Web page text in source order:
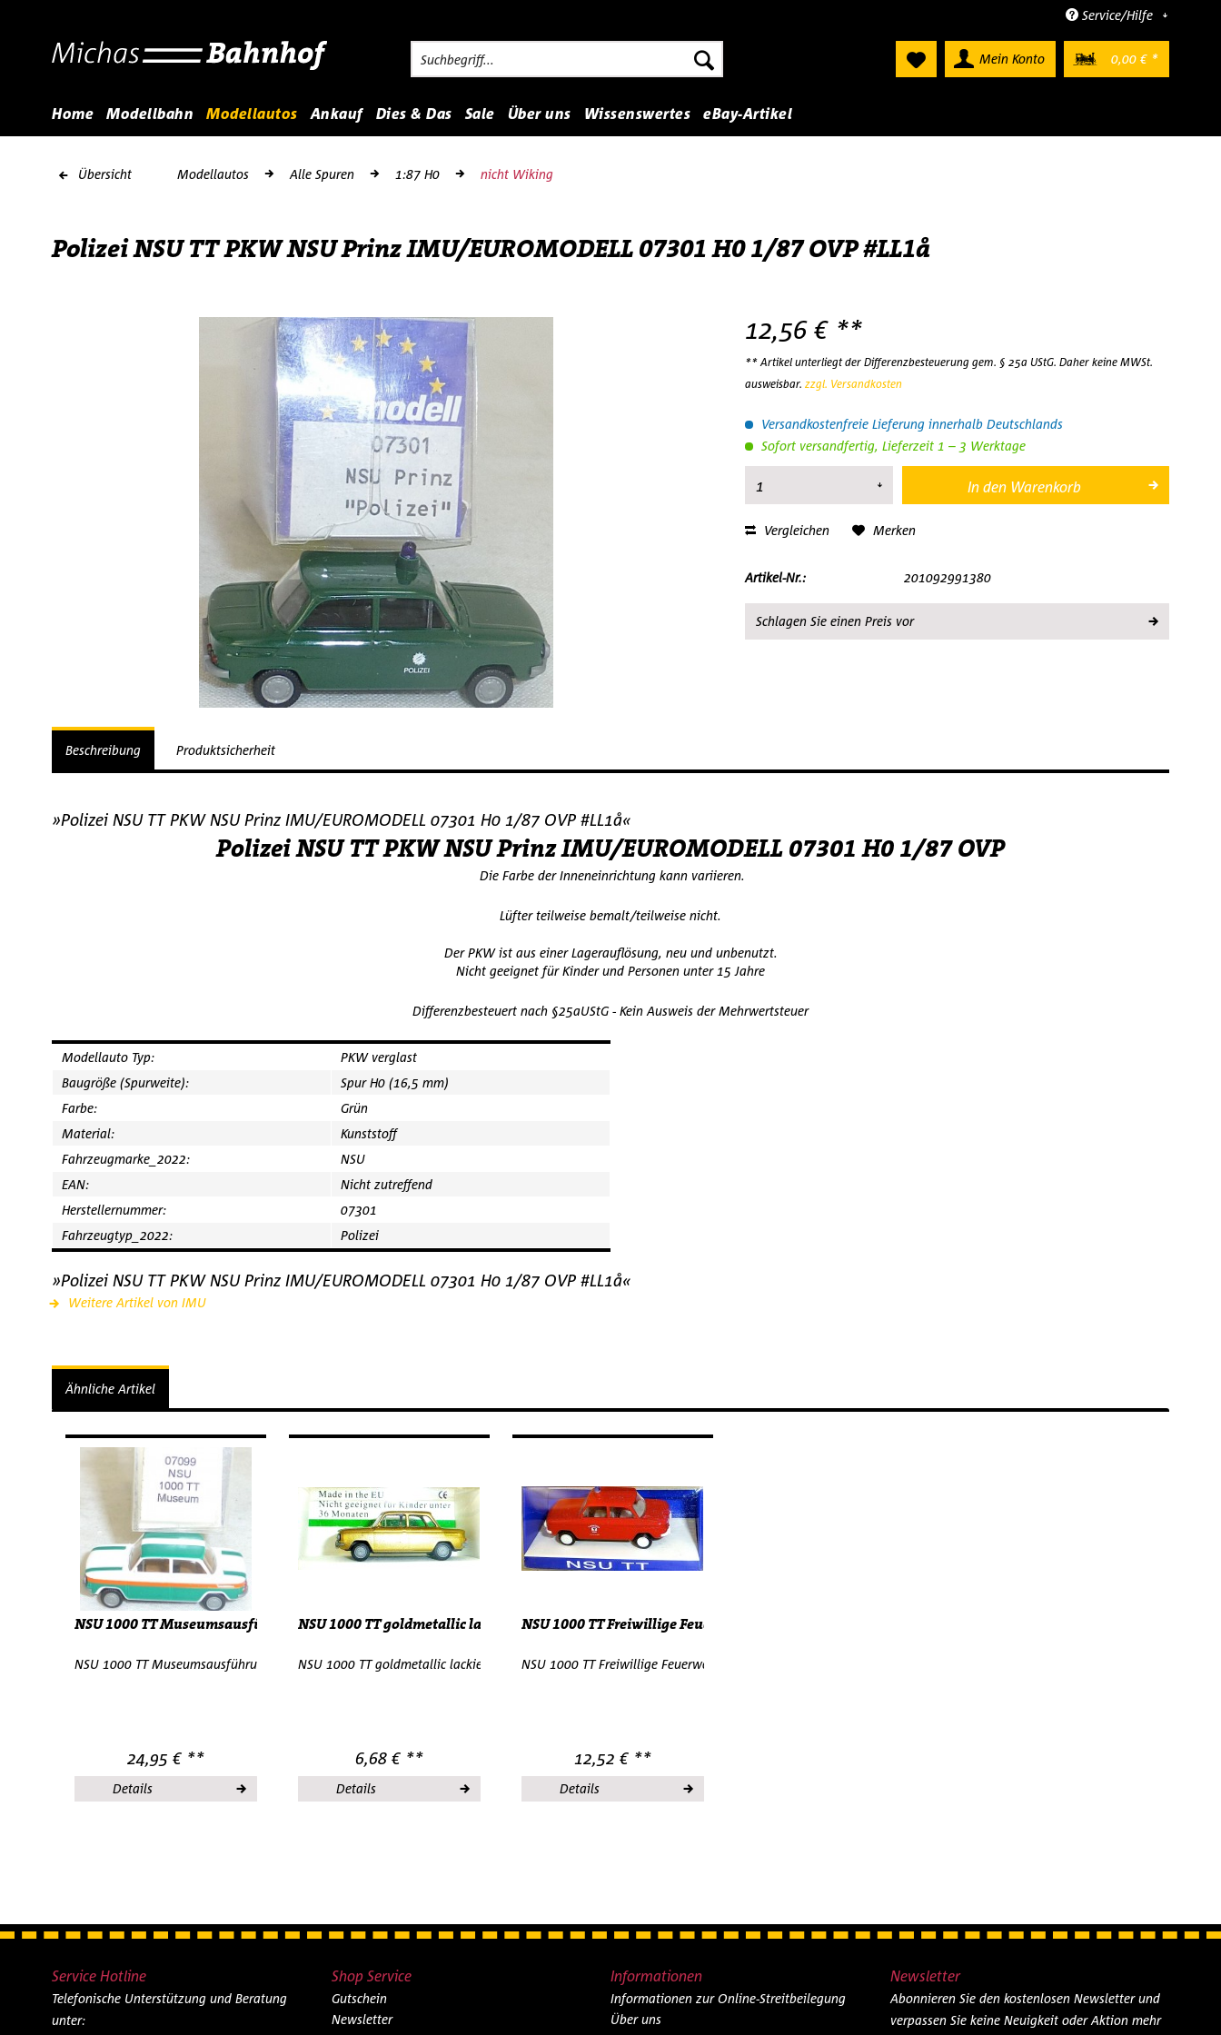
Service/Hilfe
Mein Konto 0,00 € *
Home Modellbahn Modellautos Ankauf Dies & Das Sale Über uns Wissenswertes eBay-Artikel
Übersicht Modellautos Alle Spuren 1:87 H0 nicht Wiking
Polizei NSU TT PKW NSU Prinz IMU/EUROMODELL 07301 H0 1/87 OVP #LL1å
12,56 € **
** Artikel unterliegt der Differenzbesteuerung gem. § 25a UStG. Daher keine MWSt.
ausweisbar. zzgl. Versandkosten
Versandkostenfreie Lieferung innerhalb Deutschlands
Sofort versandfertig, Lieferzeit 1 – 3 Werktage
In den Warenkorb
Vergleichen Merken
Artikel-Nr.: 201092991380
Schlagen Sie einen Preis vor
Beschreibung Produktsicherheit
»Polizei NSU TT PKW NSU Prinz IMU/EUROMODELL 07301 H0 1/87 OVP #LL1å«
Polizei NSU TT PKW NSU Prinz IMU/EUROMODELL 07301 H0 1/87 OVP
Die Farbe der Inneneinrichtung kann variieren.
Lüfter teilweise bemalt/teilweise nicht.
Der PKW ist aus einer Lagerauflösung, neu und unbenutzt.
Nicht geeignet für Kinder und Personen unter 15 Jahre
Differenzbesteuert nach §25aUStG - Kein Ausweis der Mehrwertsteuer
Modellauto Typ:
PKW verglast
Baugröße (Spurweite):
Spur H0 (16,5 mm)
Farbe:
Grün
Material:
Kunststoff
Fahrzeugmarke_2022:
NSU
EAN:
Nicht zutreffend
Herstellernummer:
07301
Fahrzeugtyp_2022:
Polizei
»Polizei NSU TT PKW NSU Prinz IMU/EUROMODELL 07301 H0 1/87 OVP #LL1å«
Weitere Artikel von IMU
Ähnliche Artikel
NSU 1000 TT Museumsausführung IMU/EUROMODELL...
NSU 1000 TT Museumsausführung IMU/EUROMODELL 07099 H0 1/87 OVP
24,95 € **
Details
NSU 1000 TT goldmetallic lackiert IMU...
NSU 1000 TT goldmetallic lackiert IMU EUROMODELL 07508 H0 1:87 OVP
6,68 € **
Details
NSU 1000 TT Freiwillige Feuerwehr...
NSU 1000 TT Freiwillige Feuerwehr IMU/EUROMODELL H0 1/87 OVP
12,52 € **
Details
Service Hotline
Telefonische Unterstützung und Beratung
unter:
Shop Service
Gutschein
Newsletter
Informationen
Informationen zur Online-Streitbeilegung
Über uns
Newsletter
Abonnieren Sie den kostenlosen Newsletter und
verpassen Sie keine Neuigkeit oder Aktion mehr